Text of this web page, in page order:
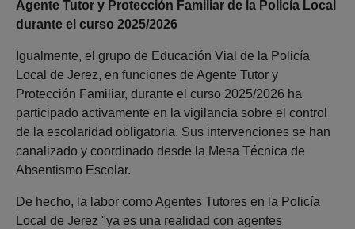
Agente Tutor y Protección Familiar de la Policía Local
durante el curso 2025/2026
Igualmente, el grupo de Educación Vial de la Policía
Local de Jerez, en funciones de Agente Tutor y
Protección Familiar, durante el curso 2025/2026 ha
participado activamente en la vigilancia sobre el control
de la escolaridad obligatoria. Sus intervenciones se han
canalizado y coordinado desde la Mesa Técnica de
Absentismo Escolar.
De hecho, la labor como Agentes Tutores en la Policía
Local de Jerez "ya es una realidad con agentes